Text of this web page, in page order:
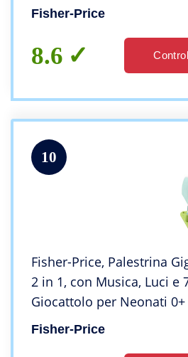
Fisher-Price
8.6
10
Fisher-Price, Palestrina
2 in 1, con Musica, Luci e
Giocattolo per Neonati 0+
Imballaggio Sostenibile,
Fisher-Price